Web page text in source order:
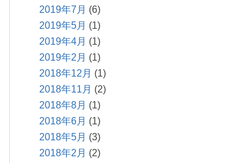
2019年7月 (6)
2019年5月 (1)
2019年4月 (1)
2019年2月 (1)
2018年12月 (1)
2018年11月 (2)
2018年8月 (1)
2018年6月 (1)
2018年5月 (3)
2018年2月 (2)